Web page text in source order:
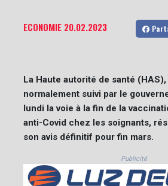
ECONOMIE 20.02.2023
La Haute autorité de santé
normalement suivi par le
lundi la voie à la fin de la
anti-Covid chez les soignants,
son avis définitif pour fin mars.
Publicité